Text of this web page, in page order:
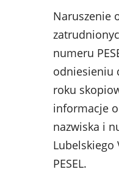
Naruszenie
numeru
odniesieniu
roku
informacje
nazwiska i
Lubelskiego
PESEL.